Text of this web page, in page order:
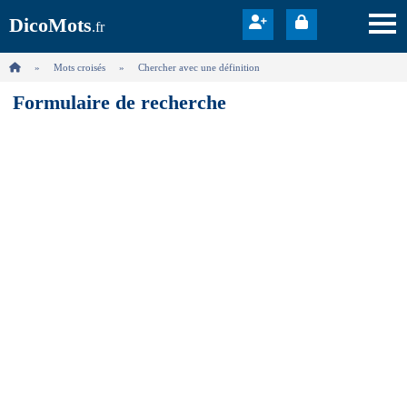
DicoMots.fr
Mots croisés Chercher avec une définition
Formulaire de recherche